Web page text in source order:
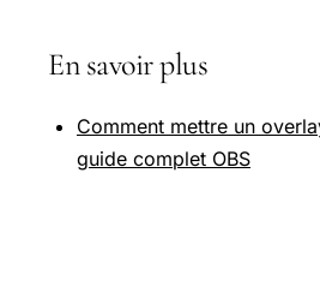
En savoir plus
Comment mettre un
guide complet OBS